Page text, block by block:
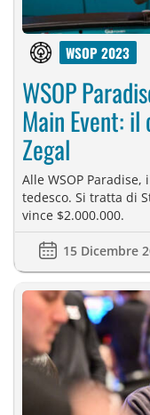
WSOP 2023
WSOP
Main Event:
Zegal
Alle WSOP
tedesco. Si tratta di
vince $2.000.000.
15 Dicembre